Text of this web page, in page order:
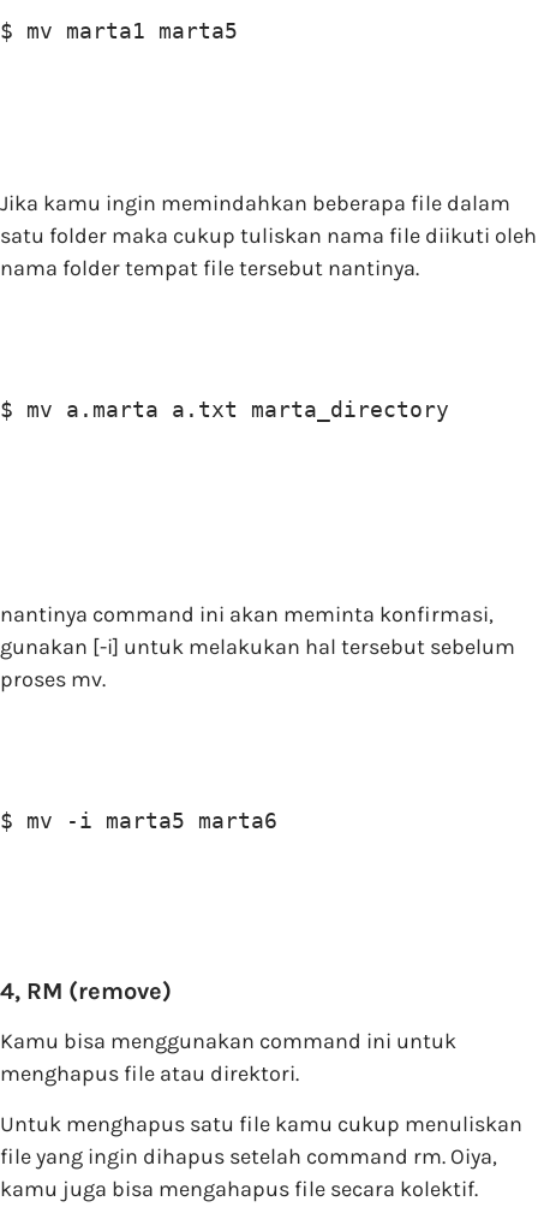
$ mv marta1 marta5
Jika kamu ingin memindahkan beberapa file dalam
satu folder maka cukup tuliskan nama file diikuti oleh
nama folder tempat file tersebut nantinya.
$ mv a.marta a.txt marta_directory
nantinya command ini akan meminta konfirmasi,
gunakan [-i] untuk melakukan hal tersebut sebelum
proses mv.
$ mv -i marta5 marta6
4, RM (remove)
Kamu bisa menggunakan command ini untuk
menghapus file atau direktori.
Untuk menghapus satu file kamu cukup menuliskan
file yang ingin dihapus setelah command rm. Oiya,
kamu juga bisa mengahapus file secara kolektif.